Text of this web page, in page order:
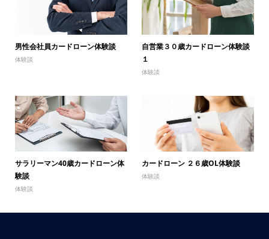
男性会社員カードローン体験談
体験談
自営業３０歳カードローン体験談
１
体験談
サラリーマン40歳カードローン体
験談
体験談
カードローン ２６歳OL体験談
体験談